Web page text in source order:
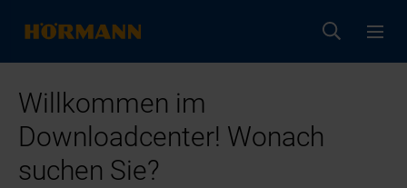
Willkommen im
Downloadcenter! Wonach
suchen Sie?